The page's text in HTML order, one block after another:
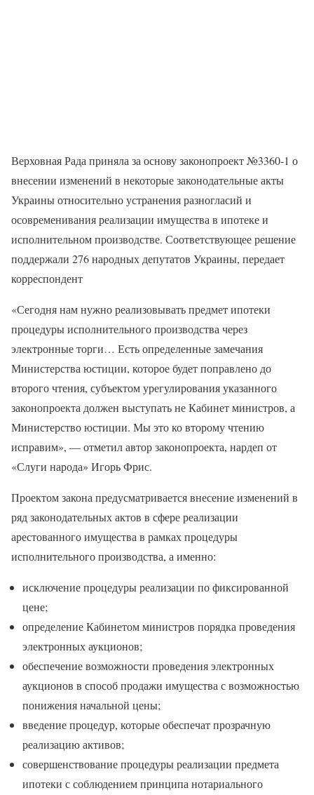
Верховная Рада приняла за основу законопроект №3360-1 о
внесении изменений в некоторые законодательные акты
Украины относительно устранения разногласий и
осовременивания реализации имущества в ипотеке и
исполнительном производстве. Соответствующее решение
поддержали 276 народных депутатов Украины, передает
корреспондент
«Сегодня нам нужно реализовывать предмет ипотеки
процедуры исполнительного производства через
электронные торги… Есть определенные замечания
Министерства юстиции, которое будет поправлено до
второго чтения, субъектом урегулирования указанного
законопроекта должен выступать не Кабинет министров, а
Министерство юстиции. Мы это ко второму чтению
исправим», — отметил автор законопроекта, нардеп от
«Слуги народа» Игорь Фрис.
Проектом закона предусматривается внесение изменений в
ряд законодательных актов в сфере реализации
арестованного имущества в рамках процедуры
исполнительного производства, а именно:
исключение процедуры реализации по фиксированной
цене;
определение Кабинетом министров порядка проведения
электронных аукционов;
обеспечение возможности проведения электронных
аукционов в способ продажи имущества с возможностью
понижения начальной цены;
введение процедур, которые обеспечат прозрачную
реализацию активов;
совершенствование процедуры реализации предмета
ипотеки с соблюдением принципа нотариального